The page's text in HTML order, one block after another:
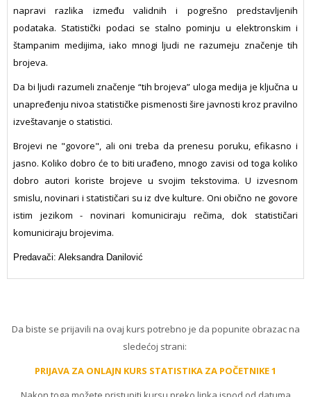
napravi razlika između validnih i pogrešno predstavljenih
podataka. Statistički podaci se stalno pominju u elektronskim i
štampanim medijima, iako mnogi ljudi ne razumeju značenje tih
brojeva.
Da bi ljudi razumeli značenje “tih brojeva” uloga medija je ključna u
unapređenju nivoa statističke pismenosti šire javnosti kroz pravilno
izveštavanje o statistici.
Brojevi ne "govore", ali oni treba da prenesu poruku, efikasno i
jasno. Кoliko dobro će to biti urađeno, mnogo zavisi od toga koliko
dobro autori koriste brojeve u svojim tekstovima. U izvesnom
smislu, novinari i statističari su iz dve kulture. Oni obično ne govore
istim jezikom - novinari komuniciraju rečima, dok statističari
komuniciraju brojevima.
Predavači: Aleksandra Danilović
Da biste se prijavili na ovaj kurs potrebno je da popunite obrazac na
sledećoj strani:
PRIJAVA ZA ONLAJN KURS STATISTIKA ZA POČETNIKE1